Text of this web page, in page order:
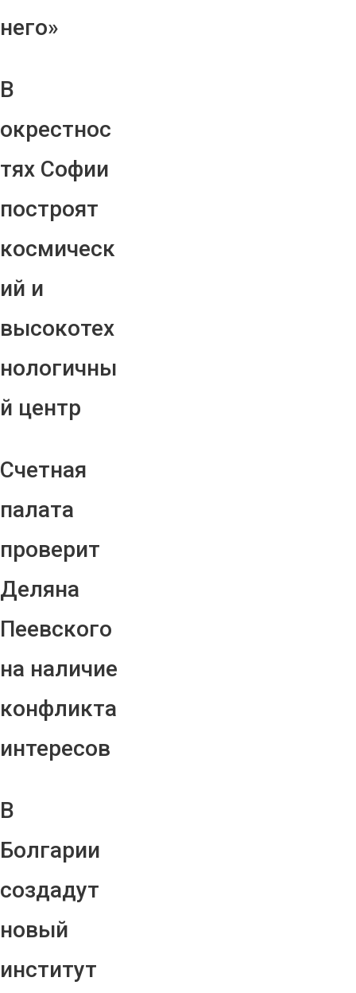
него»
В
окрестнос
тях Софии
построят
космическ
ий и
высокотех
нологичны
й центр
Счетная
палата
проверит
Деляна
Пеевского
на наличие
конфликта
интересов
В
Болгарии
создадут
новый
институт